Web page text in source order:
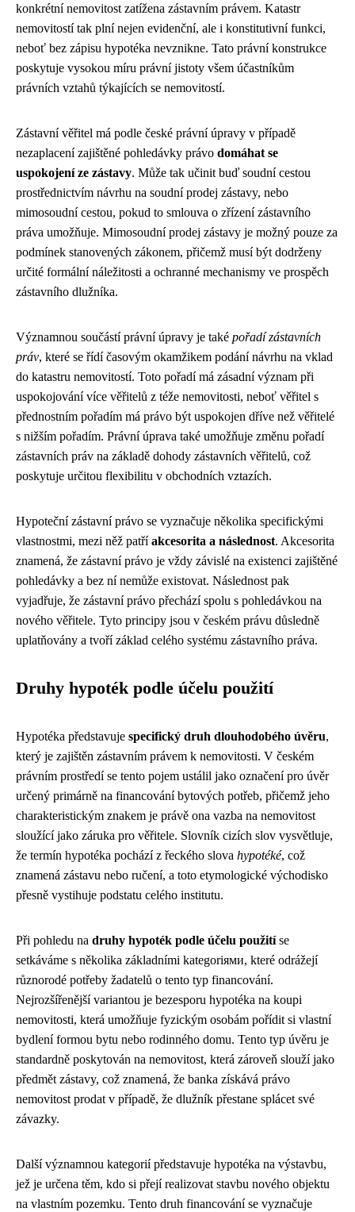
konkrétní nemovitost zatížena zástavním právem. Katastr
nemovitostí tak plní nejen evidenční, ale i konstitutivní funkci,
neboť bez zápisu hypotéka nevznikne. Tato právní konstrukce
poskytuje vysokou míru právní jistoty všem účastníkům
právních vztahů týkajících se nemovitostí.
Zástavní věřitel má podle české právní úpravy v případě
nezaplacení zajištěné pohledávky právo domáhat se
uspokojení ze zástavy. Může tak učinit buď soudní cestou
prostřednictvím návrhu na soudní prodej zástavy, nebo
mimosoudní cestou, pokud to smlouva o zřízení zástavního
práva umožňuje. Mimosoudní prodej zástavy je možný pouze za
podmínek stanovených zákonem, přičemž musí být dodrženy
určité formální náležitosti a ochranné mechanismy ve prospěch
zástavního dlužníka.
Významnou součástí právní úpravy je také pořadí zástavních
práv, které se řídí časovým okamžikem podání návrhu na vklad
do katastru nemovitostí. Toto pořadí má zásadní význam při
uspokojování více věřitelů z téže nemovitosti, neboť věřitel s
přednostním pořadím má právo být uspokojen dříve než věřitelé
s nižším pořadím. Právní úprava také umožňuje změnu pořadí
zástavních práv na základě dohody zástavních věřitelů, což
poskytuje určitou flexibilitu v obchodních vztazích.
Hypoteční zástavní právo se vyznačuje několika specifickými
vlastnostmi, mezi něž patříakcesorita a následnost. Akcesorita
znamená, že zástavní právo je vždy závislé na existenci zajištěné
pohledávky a bez ní nemůže existovat. Následnost pak
vyjadřuje, že zástavní právo přechází spolu s pohledávkou na
nového věřitele. Tyto principy jsou v českém právu důsledně
uplatňovány a tvoří základ celého systému zástavního práva.
Druhy hypoték podle účelu použití
Hypotéka představuje specifický druh dlouhodobého úvěru,
který je zajištěn zástavním právem k nemovitosti. V českém
právním prostředí se tento pojem ustálil jako označení pro úvěr
určený primárně na financování bytových potřeb, přičemž jeho
charakteristickým znakem je právě ona vazba na nemovitost
sloužící jako záruka pro věřitele. Slovník cizích slov vysvětluje,
že termín hypotéka pochází z řeckého slova hypotéké, což
znamená zástavu nebo ručení, a toto etymologické východisko
přesně vystihuje podstatu celého institutu.
Při pohledu na druhy hypoték podle účelu použitíse
setkáváme s několika základními kategoriями, které odrážejí
různorodé potřeby žadatelů o tento typ financování.
Nejrozšířenější variantou je bezesporu hypotéka na koupi
nemovitosti, která umožňuje fyzickým osobám pořídit si vlastní
bydlení formou bytu nebo rodinného domu. Tento typ úvěru je
standardně poskytován na nemovitost, která zároveň slouží jako
předmět zástavy, což znamená, že banka získává právo
nemovitost prodat v případě, že dlužník přestane splácet své
závazky.
Další významnou kategorií představuje hypotéka na výstavbu,
jež je určena těm, kdo si přejí realizovat stavbu nového objektu
na vlastním pozemku. Tento druh financování se vyznačuje